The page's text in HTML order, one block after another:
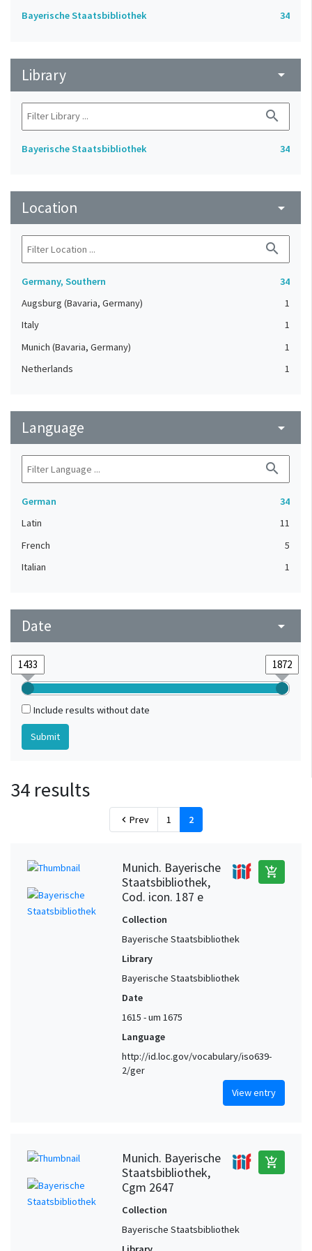
Bayerische Staatsbibliothek 34
Library arrow_drop_down
search
Bayerische Staatsbibliothek 34
Location arrow_drop_down
search
Germany, Southern
34
Augsburg (Bavaria, Germany)
1
Italy
1
Munich (Bavaria, Germany)
1
Netherlands
1
Language arrow_drop_down
search
German
34
Latin
11
French
5
Italian
1
Date arrow_drop_down
Include results without date
34 results
chevron_left Prev 1 2
Munich. Bayerische
Staatsbibliothek,
Cod. icon. 187 e
add_shopping_cart
Collection
Bayerische Staatsbibliothek
Library
Bayerische Staatsbibliothek
Date
1615 - um 1675
Language
http://id.loc.gov/vocabulary/iso639-
2/ger
View entry
Munich. Bayerische
Staatsbibliothek,
Cgm 2647
add_shopping_cart
Collection
Bayerische Staatsbibliothek